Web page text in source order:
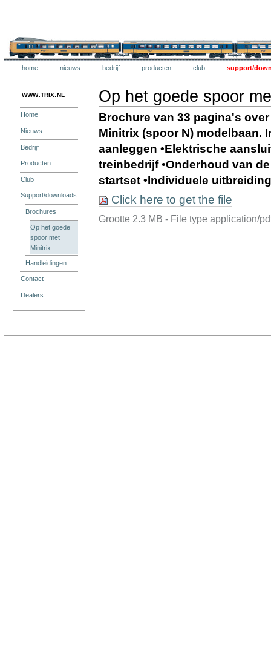
naar
navigatie
Onderdelen
home nieuws bedrijf producten club
support/
Persoonlijke
www.trix.nl
Home
Nieuws
Bedrijf
Producten
Club
Support/downloads
Brochures
Op het goede
spoor met
Minitrix
Handleidingen
Contact
Dealers
Op het goede spoor
Brochure van 33 pagina's
Minitrix (spoor N) modelbaan.
aanleggen •Elektrische
treinbedrijf •Onderhoud van
startset •Individuele
Click here to get the file
Grootte 2.3 MB - File typeapplication/